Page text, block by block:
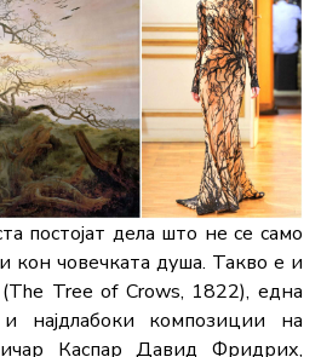
постојат дела што не се само
кон човечката душа. Такво е и
Tree of Crows, 1822), една
и најдлабоки композиции на
Каспар Давид Фридрих,